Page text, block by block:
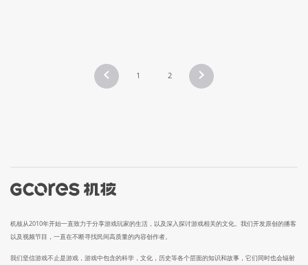
1 2
机核从2010年开始一直致力于分享游戏玩家的生活，以及深入探讨游戏相关的文化。我们开发原创的播客
以及视频节目，一直在不断寻找民间高质量的内容创作者。
我们坚信游戏不止是游戏，游戏中包含的科学，文化，历史等各个层面的知识和故事，它们同时也会辐射